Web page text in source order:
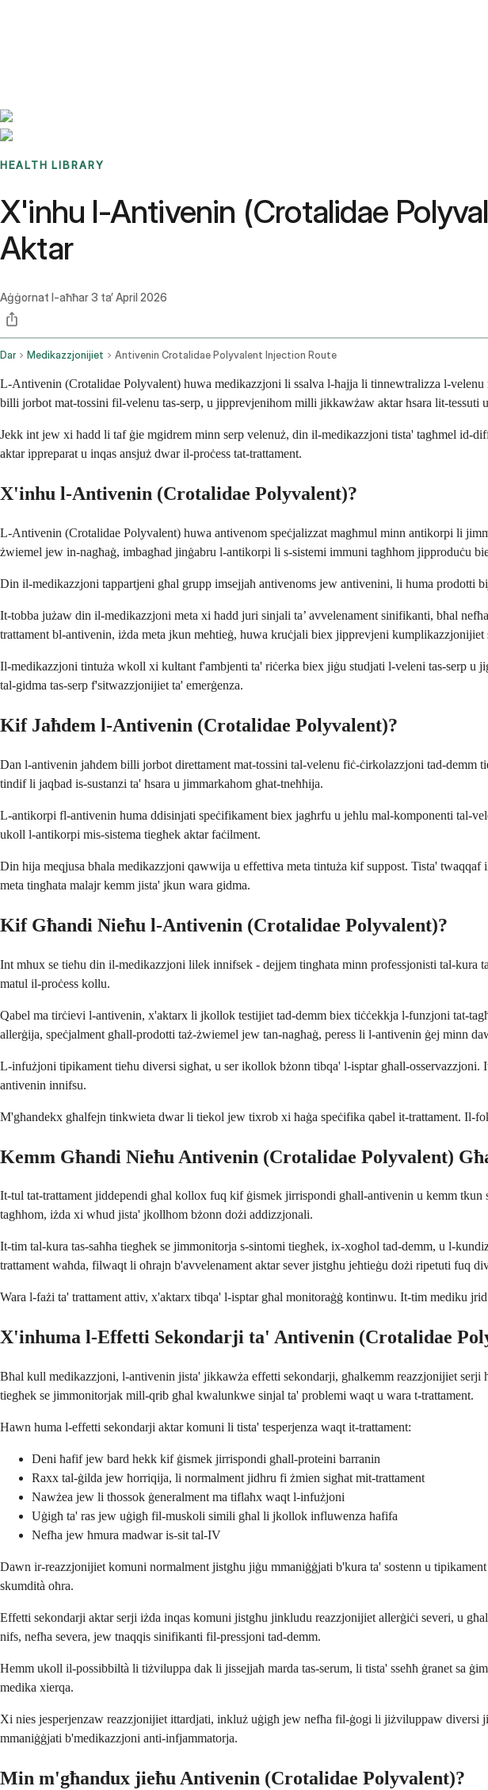
HEALTH LIBRARY
X'inhu l-Antivenin (Crotalidae
Aktar
Aġġornat l-aħħar3 ta’ April 2026
Dar Medikazzjonijiet Antivenin Crotalidae Polyvalent Injection Route
L-Antivenin (Crotalidae Polyvalent) huwa medikazzjoni li ssalva l-ħajja li tinnewtralizza l-
billi jorbot mat-tossini fil-velenu tas-serp, u jipprevjenihom milli jikkawżaw aktar ħsara lit-tessuti
Jekk int jew xi ħadd li taf ġie mgidrem minn serp velenuż, din il-medikazzjoni tista' tagħmel id-
aktar ippreparat u inqas ansjuż dwar il-proċess tat-trattament.
X'inhu l-Antivenin (Crotalidae Polyvalent)?
L-Antivenin (Crotalidae Polyvalent) huwa antivenom speċjalizzat magħmul minn antikorpi li
żwiemel jew in-nagħaġ, imbagħad jinġabru l-antikorpi li s-sistemi immuni tagħhom jipproduċu
Din il-medikazzjoni tappartjeni għal grupp imsejjaħ antivenoms jew antivenini, li huma
It-tobba jużaw din il-medikazzjoni meta xi ħadd juri sinjali ta’ avvelenament sinifikanti, bħal
trattament bl-antivenin, iżda meta jkun meħtieġ, huwa kruċjali biex jipprevjeni kumplikazzjonijiet
Il-medikazzjoni tintuża wkoll xi kultant f'ambjenti ta' riċerka biex jiġu studjati l-veleni tas-serp
tal-gidma tas-serp f'sitwazzjonijiet ta' emerġenza.
Kif Jaħdem l-Antivenin (Crotalidae Polyvalent)?
Dan l-antivenin jaħdem billi jorbot direttament mat-tossini tal-velenu fiċ-ċirkolazzjoni tad-
tindif li jaqbad is-sustanzi ta' ħsara u jimmarkahom għat-tneħħija.
L-antikorpi fl-antivenin huma ddisinjati speċifikament biex jagħrfu u jeħlu mal-komponenti tal-
ukoll l-antikorpi mis-sistema tiegħek aktar faċilment.
Din hija meqjusa bħala medikazzjoni qawwija u effettiva meta tintuża kif suppost. Tista'
meta tingħata malajr kemm jista' jkun wara gidma.
Kif Għandi Nieħu l-Antivenin (Crotalidae Polyvalent)?
Int mhux se tieħu din il-medikazzjoni lilek innifsek - dejjem tingħata minn professjonisti tal-
matul il-proċess kollu.
Qabel ma tirċievi l-antivenin, x'aktarx li jkollok testijiet tad-demm biex tiċċekkja l-funzjoni tat-
allerġija, speċjalment għall-prodotti taż-żwiemel jew tan-nagħaġ, peress li l-antivenin ġej minn
L-infużjoni tipikament tieħu diversi sigħat, u ser ikollok bżonn tibqa' l-isptar għall-
antivenin innifsu.
M'għandekx għalfejn tinkwieta dwar li tiekol jew tixrob xi ħaġa speċifika qabel it-trattament. Il-
Kemm Għandi Nieħu Antivenin (Crotalidae Polyvalent)
It-tul tat-trattament jiddependi għal kollox fuq kif ġismek jirrispondi għall-antivenin u kemm
tagħhom, iżda xi wħud jista' jkollhom bżonn dożi addizzjonali.
It-tim tal-kura tas-saħħa tiegħek se jimmonitorja s-sintomi tiegħek, ix-xogħol tad-demm, u l-
trattament waħda, filwaqt li oħrajn b'avvelenament aktar sever jistgħu jeħtieġu dożi ripetuti fuq
Wara l-fażi ta' trattament attiv, x'aktarx tibqa' l-isptar għal monitoraġġ kontinwu. It-tim mediku
X'inhuma l-Effetti Sekondarji ta' Antivenin (Crotalidae
Bħal kull medikazzjoni, l-antivenin jista' jikkawża effetti sekondarji, għalkemm reazzjonijiet
tiegħek se jimmonitorjak mill-qrib għal kwalunkwe sinjal ta' problemi waqt u wara t-trattament.
Hawn huma l-effetti sekondarji aktar komuni li tista' tesperjenza waqt it-trattament:
Deni ħafif jew bard hekk kif ġismek jirrispondi għall-proteini barranin
Raxx tal-ġilda jew ħorriqija, li normalment jidhru fi żmien sigħat mit-trattament
Nawżea jew li tħossok ġeneralment ma tiflaħx waqt l-infużjoni
Uġigħ ta' ras jew uġigħ fil-muskoli simili għal li jkollok influwenza ħafifa
Nefħa jew ħmura madwar is-sit tal-IV
Dawn ir-reazzjonijiet komuni normalment jistgħu jiġu mmaniġġjati b'kura ta' sostenn u
skumdità oħra.
Effetti sekondarji aktar serji iżda inqas komuni jistgħu jinkludu reazzjonijiet allerġiċi severi, u
nifs, nefħa severa, jew tnaqqis sinifikanti fil-pressjoni tad-demm.
Hemm ukoll il-possibbiltà li tiżviluppa dak li jissejjaħ marda tas-serum, li tista' sseħħ ġranet sa
medika xierqa.
Xi nies jesperjenzaw reazzjonijiet ittardjati, inkluż uġigħ jew nefħa fil-ġogi li jiżviluppaw
mmaniġġjati b'medikazzjoni anti-infjammatorja.
Min m'għandux jieħu Antivenin (Crotalidae Polyvalent)?